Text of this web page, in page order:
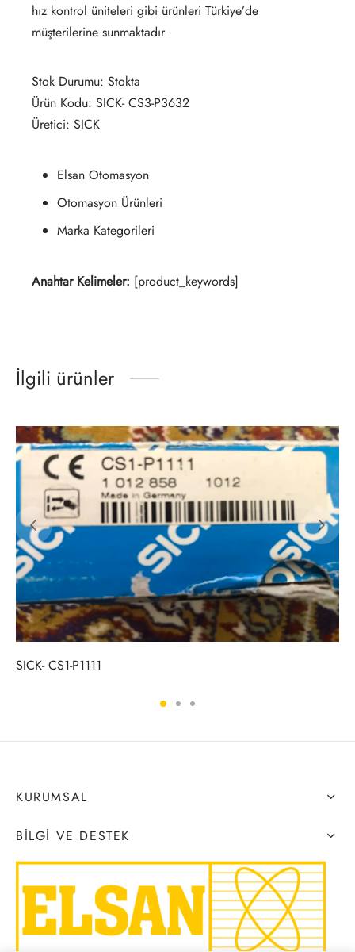
hız kontrol üniteleri gibi ürünleri Türkiye’de
müşterilerine sunmaktadır.
Stok Durumu: Stokta
Ürün Kodu: SICK- CS3-P3632
Üretici: SICK
Elsan Otomasyon
Otomasyon Ürünleri
Marka Kategorileri
Anahtar Kelimeler: [product_keywords]
İlgili ürünler
SICK- CS1-P1111
KURUMSAL
BILGI VE DESTEK